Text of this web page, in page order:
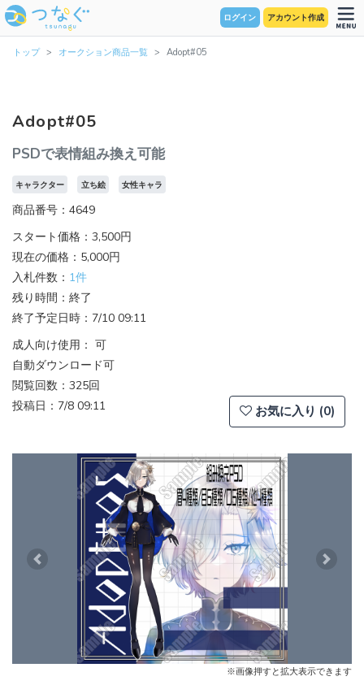
ログイン アカウント作成
トップ オークション商品一覧 Adopt#05
Adopt#05
PSDで表情組み換え可能
キャラクター 立ち絵 女性キャラ
商品番号：4649
スタート価格：3,500円
現在の価格：5,000円
入札件数： 1件
残り時間：終了
終了予定日時：7/10 09:11
成人向け使用： 可
自動ダウンロード可
閲覧回数：325回
投稿日：7/8 09:11
お気に入り (0)
Previous Next
※画像押すと拡大表示できます